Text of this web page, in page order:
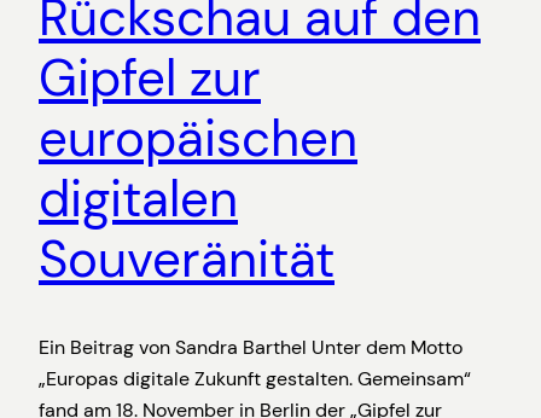
Rückschau auf den
Gipfel zur
europäischen
digitalen
Souveränität
Ein Beitrag von Sandra Barthel Unter dem Motto
„Europas digitale Zukunft gestalten. Gemeinsam“
fand am 18. November in Berlin der „Gipfel zur